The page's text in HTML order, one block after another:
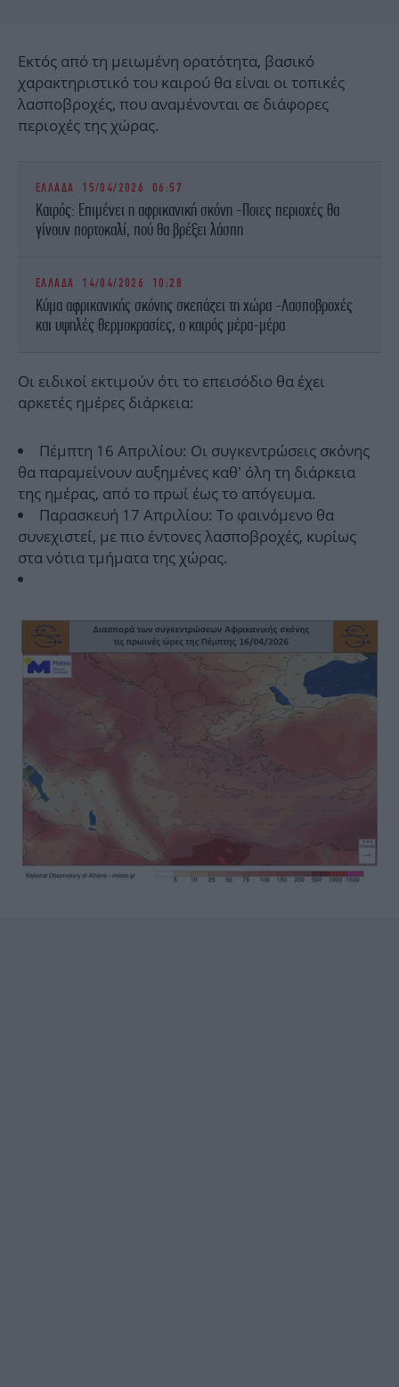
Εκτός από τη μειωμένη ορατότητα, βασικό
χαρακτηριστικό του καιρού θα είναι οι τοπικές
λασποβροχές, που αναμένονται σε διάφορες
περιοχές της χώρας.
ΕΛΛΑΔΑ 15/04/2026 06:57
Καιρός: Επιμένει η αφρικανική σκόνη -Ποιες περιοχές θα
γίνουν πορτοκαλί, πού θα βρέξει λάσπη
ΕΛΛΑΔΑ 14/04/2026 10:28
Κύμα αφρικανικής σκόνης σκεπάζει τη χώρα -Λασποβροχές
και υψηλές θερμοκρασίες, ο καιρός μέρα-μέρα
Οι ειδικοί εκτιμούν ότι το επεισόδιο θα έχει
αρκετές ημέρες διάρκεια:
Πέμπτη 16 Απριλίου: Οι συγκεντρώσεις σκόνης
θα παραμείνουν αυξημένες καθ’ όλη τη διάρκεια
της ημέρας, από το πρωί έως το απόγευμα.
Παρασκευή 17 Απριλίου: Το φαινόμενο θα
συνεχιστεί, με πιο έντονες λασποβροχές, κυρίως
στα νότια τμήματα της χώρας.